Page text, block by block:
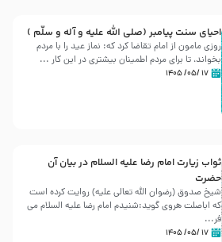
احیای سنت پیامبر (صلی الله علیه و آله و سلّم )
روزی مامون از امام تقاضا کرد که: نماز عید را با مردم
بخواند، تا برای مردم اطمینان بیشتری در این کار ...
۱۷ /۰۵/ ۱۴۰۵
ثواب زیارت امام رضا علیه السلام در بیان آن
حضرت
شیخ صدوق (رضوان الله تعالی علیه) روایت کرده است
که اباصلت هروی گوید:شنیدم امام رضا علیه السلام می
فر...
۱۷ /۰۵/ ۱۴۰۵